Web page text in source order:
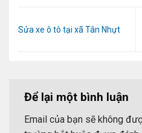
Sửa xe ô tô tại xã Tân Nhựt
Để lại một bình luận
Email của bạn sẽ không